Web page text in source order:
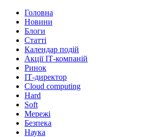
Головна
Новини
Блоги
Статті
Календар подій
Акції ІТ-компаній
Ринок
ІТ-директор
Cloud computing
Hard
Soft
Мережі
Безпека
Наука